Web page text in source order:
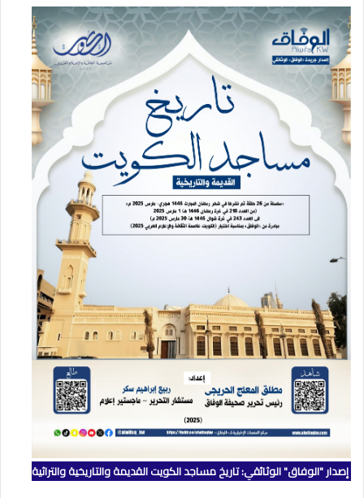
إصدار "الوفاق" الوثائقي: تاريخ مساجد الكويت القديمة والتاريخية والتراثية